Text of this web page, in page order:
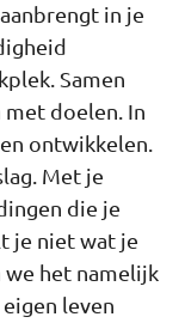
in je
Samen
doelen. In
ontwikkelen.
Met je
die je
je niet wat je
het namelijk
leven